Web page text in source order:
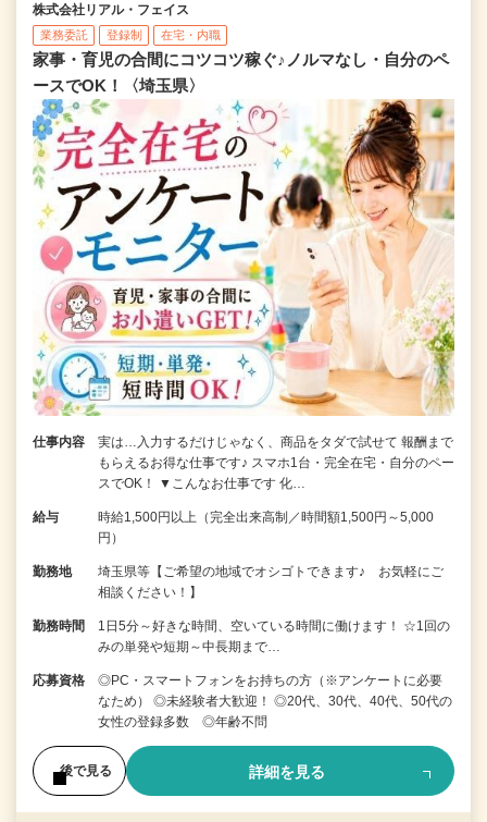
株式会社リアル・フェイス
業務委託 登録制 在宅・内職
家事・育児の合間にコツコツ稼ぐ♪ノルマなし・自分のペ
ースでOK！〈埼玉県〉
仕事内容
実は…入力するだけじゃなく、商品をタダで試せて 報酬まで
もらえるお得な仕事です♪ スマホ1台・完全在宅・自分のペー
スでOK！ ▼こんなお仕事です 化…
給与
時給1,500円以上（完全出来高制／時間額1,500円～5,000
円）
勤務地
埼玉県等【ご希望の地域でオシゴトできます♪ お気軽にご
相談ください！】
勤務時間
1日5分～好きな時間、空いている時間に働けます！ ☆1回の
みの単発や短期～中長期まで…
応募資格
◎PC・スマートフォンをお持ちの方（※アンケートに必要
なため） ◎未経験者大歓迎！ ◎20代、30代、40代、50代の
女性の登録多数 ◎年齢不問
後で見る 詳細を見る